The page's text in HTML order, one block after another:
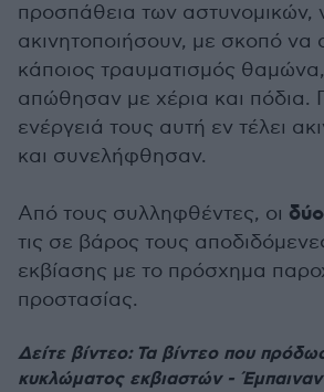
προσπάθεια των αστυνομικών,
ακινητοποιήσουν, με σκοπό να
κάποιος τραυματισμός
απώθησαν με χέρια και πόδια.
ενέργειά τους αυτή εν τέλει
και συνελήφθησαν.
Από τους συλληφθέντες, οι
τις σε βάρος τους
εκβίασης με το πρόσχημα
προστασίας.
Δείτε βίντεο: Τα βίντεο που
κυκλώματος εκβιαστών - Έμπαιναν